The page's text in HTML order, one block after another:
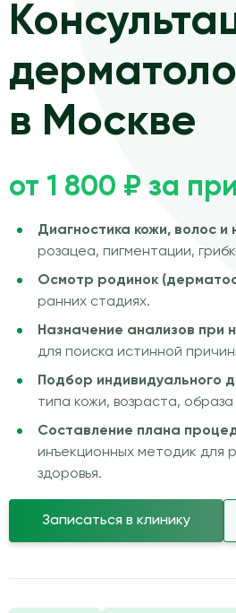
в Москве
от 1 800 ₽ за
Диагностика кожи, волос и
розацеа, пигментации,
Осмотр родинок
ранних стадиях.
Назначение анализов при
для поиска истинной
Подбор индивидуального
типа кожи, возраста,
Составление плана
инъекционных методик для
здоровья.
Записаться в клинику